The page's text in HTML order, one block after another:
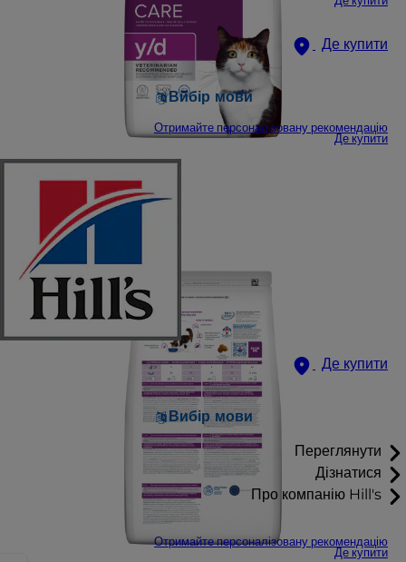
Де купити
Вибір мови
Отримайте персоналізовану рекомендацію
Де купити
Де купити
Вибір мови
Переглянути
Дізнатися
Про компанію Hill's
Отримайте персоналізовану рекомендацію
Де купити